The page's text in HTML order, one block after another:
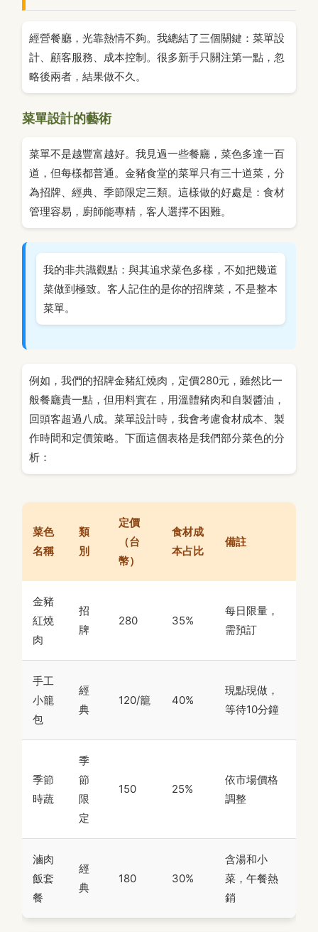
經營餐廳，光靠熱情不夠。我總結了三個關鍵：菜單設
計、顧客服務、成本控制。很多新手只關注第一點，忽
略後兩者，結果做不久。
菜單設計的藝術
菜單不是越豐富越好。我見過一些餐廳，菜色多達一百
道，但每樣都普通。金豬食堂的菜單只有三十道菜，分
為招牌、經典、季節限定三類。這樣做的好處是：食材
管理容易，廚師能專精，客人選擇不困難。
我的非共識觀點：與其追求菜色多樣，不如把幾道
菜做到極致。客人記住的是你的招牌菜，不是整本
菜單。
例如，我們的招牌金豬紅燒肉，定價280元，雖然比一
般餐廳貴一點，但用料實在，用溫體豬肉和自製醬油，
回頭客超過八成。菜單設計時，我會考慮食材成本、製
作時間和定價策略。下面這個表格是我們部分菜色的分
析：
菜色
名稱
類
別
定價
（台
幣）
食材成
本占比
備註
金豬
紅燒
肉
招
牌
280 35%
每日限量，
需預訂
手工
小籠
包
經
典
120/籠 40%
現點現做，
等待10分鐘
季節
時蔬
季
節
限
定
150 25%
依市場價格
調整
滷肉
飯套
餐
經
典
180 30%
含湯和小
菜，午餐熱
銷